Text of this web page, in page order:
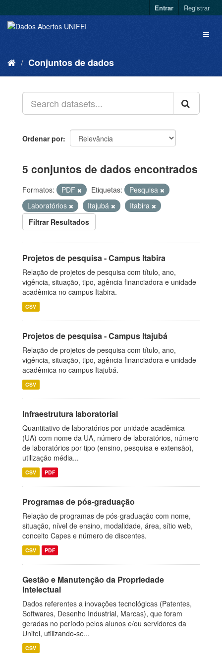
Entrar Registrar
Conjuntos de dados
Ordenar por
5 conjuntos de dados encontrados
Formatos: PDF Etiquetas:
Pesquisa
Laboratórios
Itajubá
Itabira
Filtrar Resultados
Projetos de pesquisa - Campus Itabira
Relação de projetos de pesquisa com título, ano,
vigência, situação, tipo, agência financiadora e unidade
acadêmica no campus Itabira.
CSV
Projetos de pesquisa - Campus Itajubá
Relação de projetos de pesquisa com título, ano,
vigência, situação, tipo, agência financiadora e unidade
acadêmica no campus Itajubá.
CSV
Infraestrutura laboratorial
Quantitativo de laboratórios por unidade acadêmica
(UA) com nome da UA, número de laboratórios, número
de laboratórios por tipo (ensino, pesquisa e extensão),
utilização média...
CSV PDF
Programas de pós-graduação
Relação de programas de pós-graduação com nome,
situação, nível de ensino, modalidade, área, sítio web,
conceito Capes e número de discentes.
CSV PDF
Gestão e Manutenção da Propriedade
Intelectual
Dados referentes a inovações tecnológicas (Patentes,
Softwares, Desenho Industrial, Marcas), que foram
geradas no período pelos alunos e/ou servidores da
Unifei, utilizando-se...
CSV